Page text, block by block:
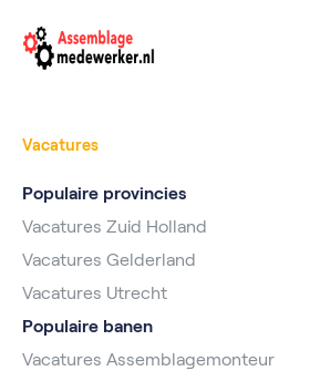
Vacatures
Populaire provincies
Vacatures Zuid Holland
Vacatures Gelderland
Vacatures Utrecht
Populaire banen
Vacatures Assemblagemonteur